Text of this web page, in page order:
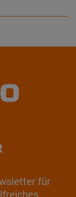
für